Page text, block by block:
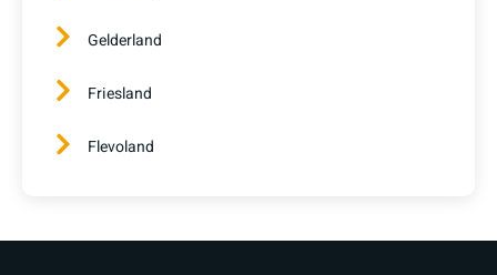
Gelderland
Friesland
Flevoland